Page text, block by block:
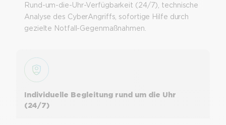
Rund-um-die-Uhr-Verfügbarkeit (24/7), technische
Analyse des CyberAngriffs, sofortige Hilfe durch
gezielte Notfall-Gegenmaßnahmen.
Individuelle Begleitung rund um die Uhr
(24/7)